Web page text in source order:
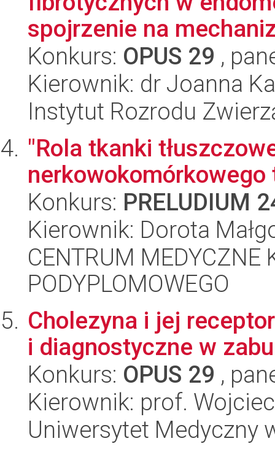
spojrzenie na
Konkurs: OPUS 29 ,
Kierownik: dr Joanna
Instytut Rozrodu
"Rola tkanki
Konkurs: PRELUDIUM
Kierownik: Dorota
CENTRUM MEDYCZNE
PODYPLOMOWEGO
Cholezyna i jej
i diagnostyczne w
Konkurs: OPUS 29 ,
Kierownik: prof.
Uniwersytet Medyczny